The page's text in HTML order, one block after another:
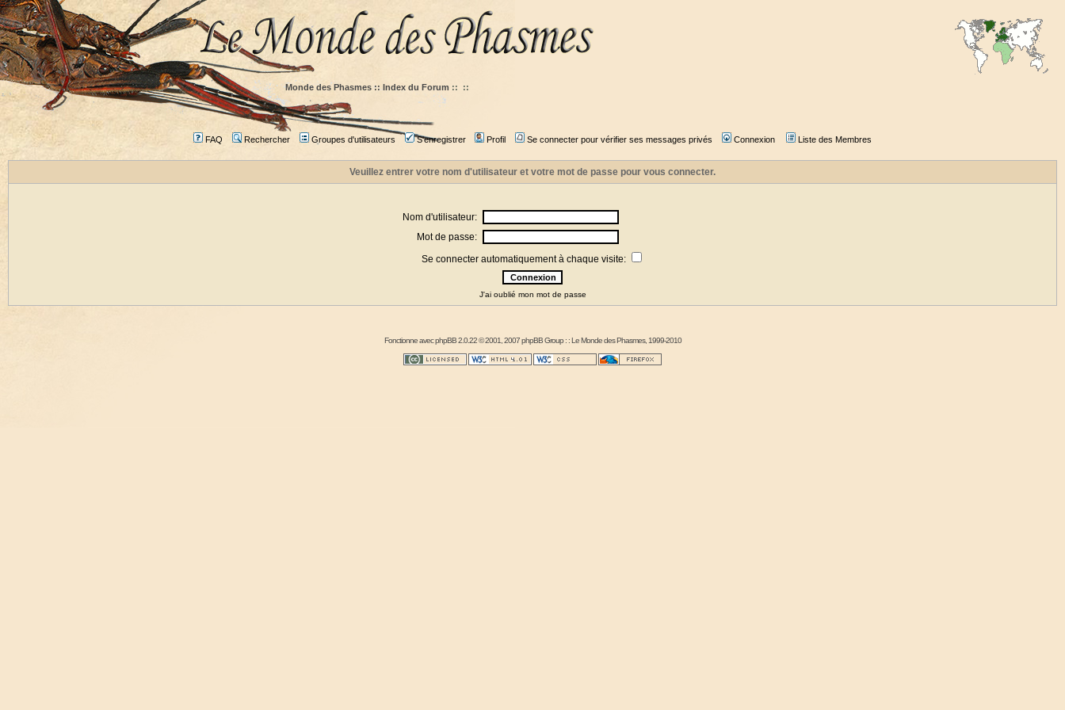
Monde des Phasmes :: Index du Forum :: ::
FAQ Rechercher Groupes d'utilisateurs S'enregistrer Profil Se connecter pour vérifier ses messages privés Connexion Liste des Membres
Veuillez entrer votre nom d'utilisateur et votre mot de passe pour vous connecter.
Nom d'utilisateur:
Mot de passe:
Se connecter automatiquement à chaque visite:
J'ai oublié mon mot de passe
Fonctionne avecphpBB2.0.22 © 2001, 2007 phpBB Group : :Le Monde des Phasmes, 1999-2010